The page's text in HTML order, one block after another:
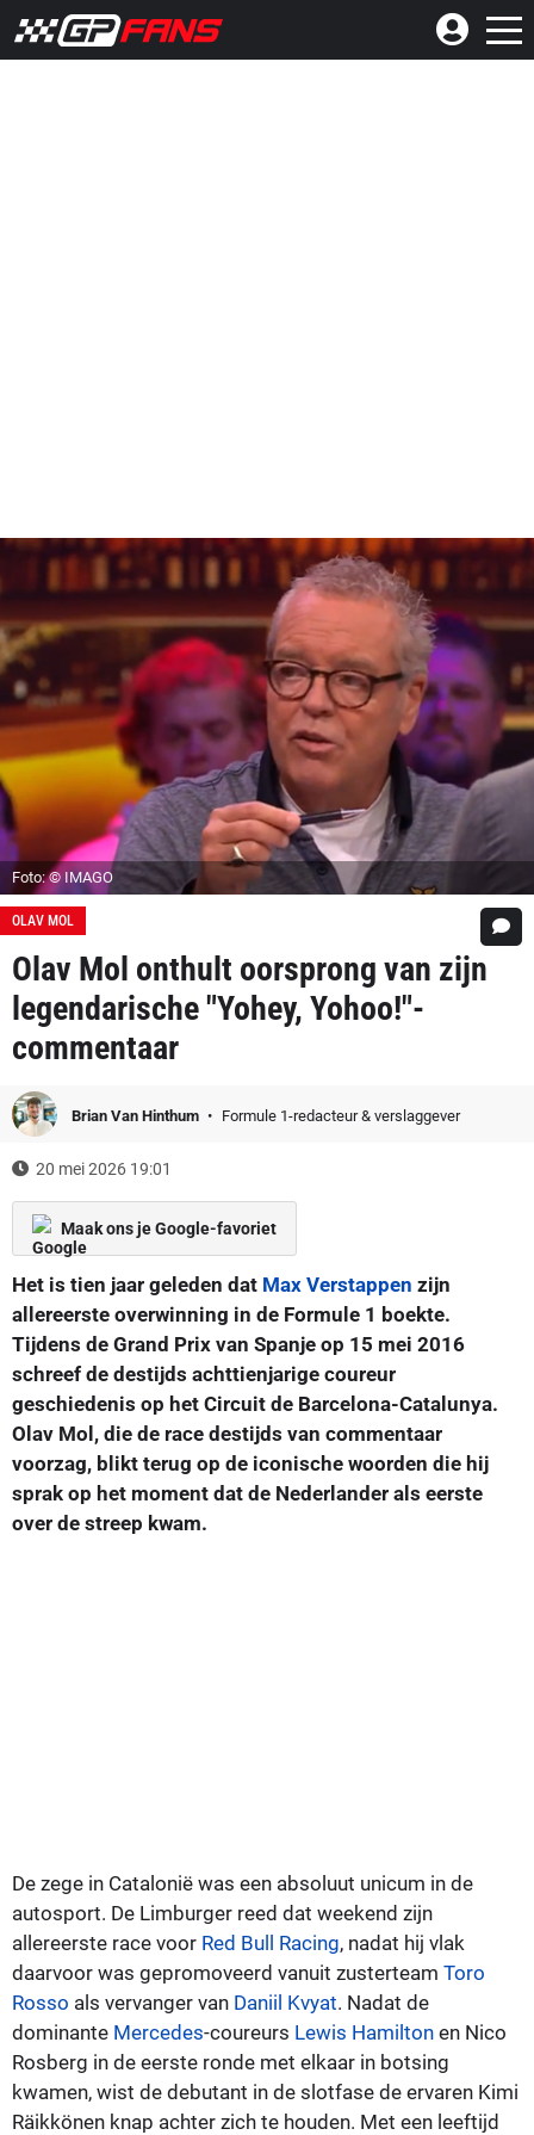
Foto: © IMAGO
OLAV MOL
Olav Mol onthult oorsprong van zijn
legendarische "Yohey, Yohoo!"-
commentaar
Brian Van Hinthum Formule 1-redacteur & verslaggever
20 mei 2026 19:01
Maak ons je Google-favoriet
Het is tien jaar geleden dat Max Verstappen zijn
allereerste overwinning in de Formule 1 boekte.
Tijdens de Grand Prix van Spanje op 15 mei 2016
schreef de destijds achttienjarige coureur
geschiedenis op het Circuit de Barcelona-Catalunya.
Olav Mol, die de race destijds van commentaar
voorzag, blikt terug op de iconische woorden die hij
sprak op het moment dat de Nederlander als eerste
over de streep kwam.
De zege in Catalonië was een absoluut unicum in de
autosport. De Limburger reed dat weekend zijn
allereerste race voor Red Bull Racing, nadat hij vlak
daarvoor was gepromoveerd vanuit zusterteam Toro
Rosso als vervanger van Daniil Kvyat. Nadat de
dominante Mercedes-coureurs Lewis Hamilton en Nico
Rosberg in de eerste ronde met elkaar in botsing
kwamen, wist de debutant in de slotfase de ervaren Kimi
Räikkönen knap achter zich te houden. Met een leeftijd